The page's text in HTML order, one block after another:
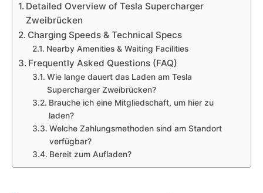
Detailed Overview of Tesla Supercharger
Zweibrücken
Charging Speeds & Technical Specs
Nearby Amenities & Waiting Facilities
Frequently Asked Questions (FAQ)
Wie lange dauert das Laden am Tesla
Supercharger Zweibrücken?
Brauche ich eine Mitgliedschaft, um hier zu
laden?
Welche Zahlungsmethoden sind am Standort
verfügbar?
Bereit zum Aufladen?